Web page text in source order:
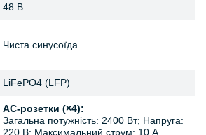
48 В
Чиста синусоїда
LiFePO4 (LFP)
AC-розетки (×4):
Загальна потужність: 2400 Вт; Напруга:
220 В; Максимальний струм: 10 А